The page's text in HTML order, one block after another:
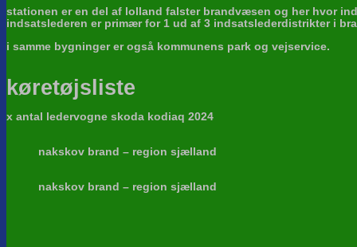
stationen er en del af lolland falster brandvæsen og her hvor
indsatslederen er primær for 1 ud af 3 indsatslederdistrikter i
i samme bygninger er også kommunens park og vejservice.
køretøjsliste
x antal ledervogne skoda kodiaq 2024
nakskov brand – region sjælland
nakskov brand – region sjælland